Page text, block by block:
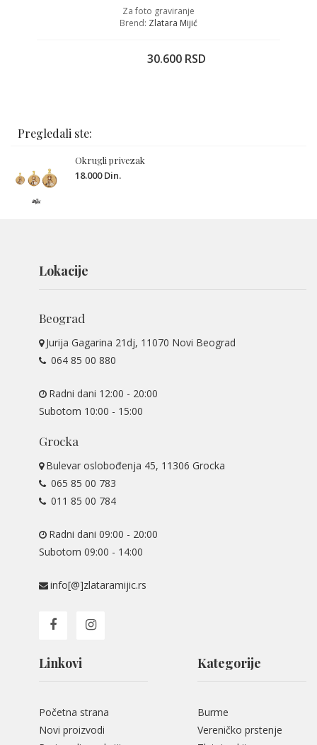
Za foto graviranje
Brend: Zlatara Mijić
30.600 RSD
Pregledali ste:
Okrugli privezak
18.000 Din.
Lokacije
Beograd
Jurija Gagarina 21dj, 11070 Novi Beograd
064 85 00 880
Radni dani 12:00 - 20:00
Subotom 10:00 - 15:00
Grocka
Bulevar oslobođenja 45, 11306 Grocka
065 85 00 783
011 85 00 784
Radni dani 09:00 - 20:00
Subotom 09:00 - 14:00
info[@]zlataramijic.rs
Linkovi
Početna strana
Novi proizvodi
Kategorije
Burme
Vereničko prstenje